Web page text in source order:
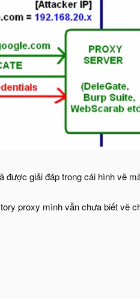
giải đáp trong cái hình vẽ
proxy mình vẫn chưa biết vẽ